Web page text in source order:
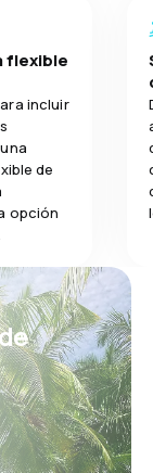
flexible
incluir
de
opción